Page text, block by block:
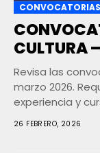
CONVOCATORIAS
CULTURA
Revisa las
marzo 2026.
experiencia y
26 FEBRERO, 2026